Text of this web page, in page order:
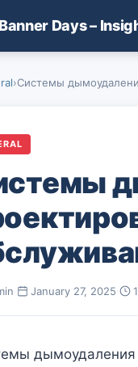
Days –
›Системы
January 27, 2025
дымоудаления